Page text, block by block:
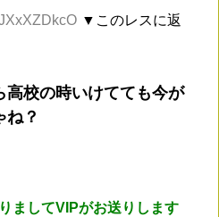
▼このレスに返
高校の時いけてても今が
ね？
ましてVIPがお送りします